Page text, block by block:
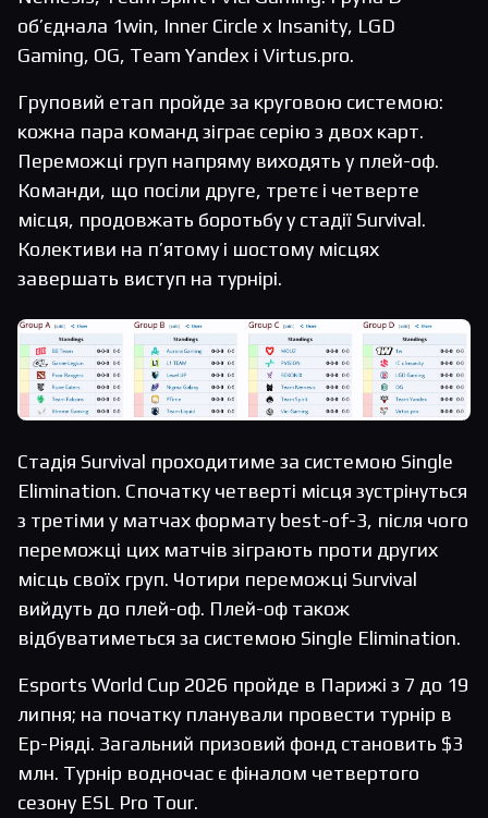
об’єднала 1win, Inner Circle x Insanity, LGD
Gaming, OG, Team Yandex і Virtus.pro.
Груповий етап пройде за круговою системою:
кожна пара команд зіграє серію з двох карт.
Переможці груп напряму виходять у плей-оф.
Команди, що посіли друге, третє і четверте
місця, продовжать боротьбу у стадії Survival.
Колективи на п’ятому і шостому місцях
завершать виступ на турнірі.
Стадія Survival проходитиме за системою Single
Elimination. Спочатку четверті місця зустрінуться
з третіми у матчах формату best-of-3, після чого
переможці цих матчів зіграють проти других
місць своїх груп. Чотири переможці Survival
вийдуть до плей-оф. Плей-оф також
відбуватиметься за системою Single Elimination.
Esports World Cup 2026 пройде в Парижі з 7 до 19
липня; на початку планували провести турнір в
Ер-Ріяді. Загальний призовий фонд становить $3
млн. Турнір водночас є фіналом четвертого
сезону ESL Pro Tour.